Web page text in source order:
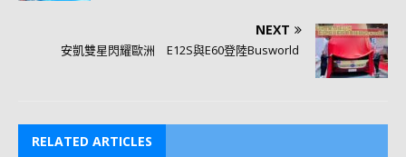
NEXT
安凱雙星閃耀歐洲 E12S與E60登陸Busworld
RELATED ARTICLES